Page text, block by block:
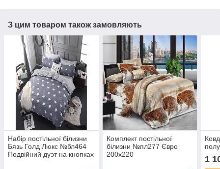
З цим товаром також замовляють
Набір постільної білизни
Бязь Голд Люкс №бл464
Подвійний дуэт на кнопках
Комплект постільної
білизни №пл277 Євро
200х220
1